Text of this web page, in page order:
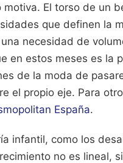
El torso de un
que definen la
necesidad de
en estos meses es la
de la moda de
el propio eje. Para
España.
infantil, como los
no es lineal,